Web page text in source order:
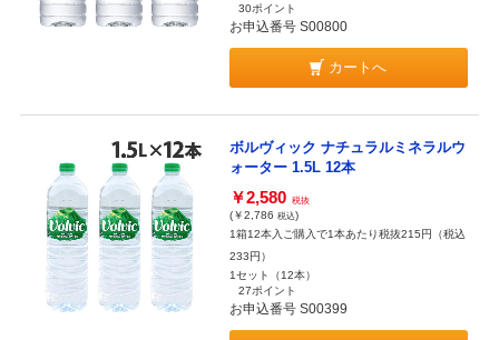
30ポイント
お申込番号 S00800
カートへ
ボルヴィック ナチュラルミネラルウ
ォーター 1.5L 12本
￥2,580 税抜
(￥2,786 税込)
1箱12本入ご購入で1本あたり税抜215円（税込
233円）
1セット（12本）
27ポイント
お申込番号 S00399